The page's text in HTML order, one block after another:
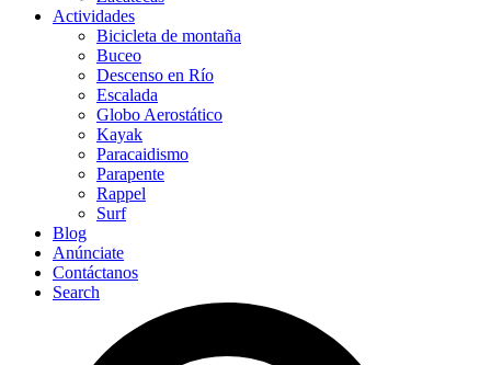
Actividades
Bicicleta de montaña
Buceo
Descenso en Río
Escalada
Globo Aerostático
Kayak
Paracaidismo
Parapente
Rappel
Surf
Blog
Anúnciate
Contáctanos
Search